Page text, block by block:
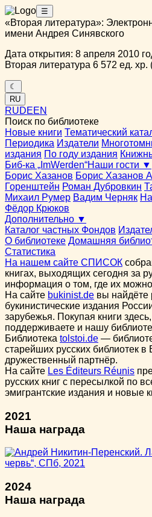
☰
«Вторая литература»:
имени Андрея Синявского
Дата открытия: 8 апреля 2010
Вторая литература 6 572 ед. хр.
☾
RU
RUDEEN
Поиск по библиотеке
Новые книги Тематический
Периодика Издатели
издания По году издания
Биб-ка „ImWerden“Наши гости ▼
Борис Хазанов Борис Хазанов
Горенштейн Роман Дубровкин
Михаил Румер Вадим Черняк
Фёдор Крюков
Дополнительно ▼
Каталог частных Фондов
О библиотеке Домашняя
Статистика
На нашем сайте СПИСОК
книгах, выходящих сегодня за
информация о том, где их
На сайте bukinist.de вы найдёте
букинистические издания
зарубежья. Покупая книги
поддерживаете и нашу
Библиотека tolstoi.de —
старейших русских библиотек
дружественный партнёр.
На сайте Les Éditeurs Réunis
русских книг с пересылкой по
эмигрантские издания и новые
2021
Наша награда
2024
Наша награда